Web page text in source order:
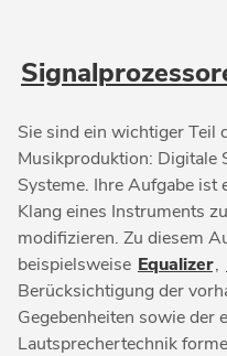
Sie sind ein wichtiger Teil
Musikproduktion: Digitale
Systeme. Ihre Aufgabe ist
Klang eines Instruments
modifizieren. Zu diesem
beispielsweise Equalizer,
Berücksichtigung der
Gegebenheiten sowie der
Lautsprechertechnik